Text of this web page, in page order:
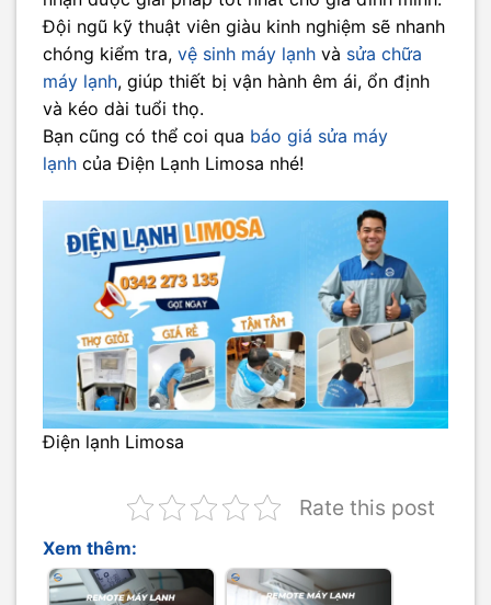
Đội ngũ kỹ thuật viên giàu kinh nghiệm sẽ nhanh
chóng kiểm tra, vệ sinh máy lạnh và sửa chữa
máy lạnh, giúp thiết bị vận hành êm ái, ổn định
và kéo dài tuổi thọ.
Bạn cũng có thể coi qua báo giá sửa máy
lạnh của Điện Lạnh Limosa nhé!
Điện lạnh Limosa
Rate this post
Xem thêm: